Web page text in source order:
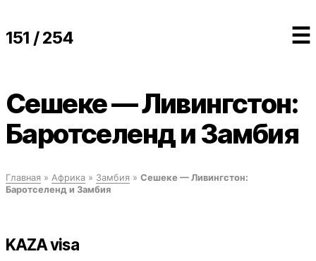
151 / 254 ☰
Сешеке — Ливингстон:
Баротселенд и Замбия
Главная » Африка » Замбия » Сешеке — Ливингстон:
Баротселенд и Замбия
KAZA visa